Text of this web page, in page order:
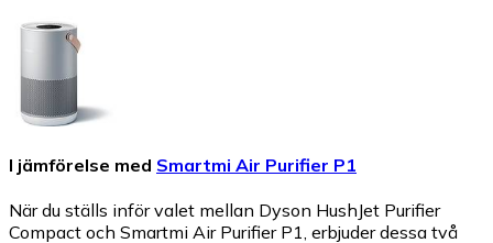
I jämförelse med Smartmi Air Purifier P1
När du ställs inför valet mellan Dyson HushJet Purifier
Compact och Smartmi Air Purifier P1, erbjuder dessa två